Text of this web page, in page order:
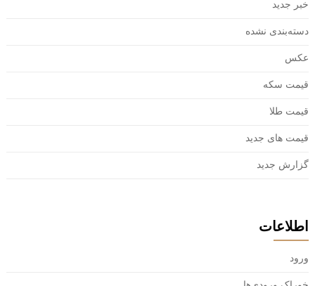
خبر جدید
دسته‌بندی نشده
عکس
قیمت سکه
قیمت طلا
قیمت های جدید
گزارش جدید
اطلاعات
ورود